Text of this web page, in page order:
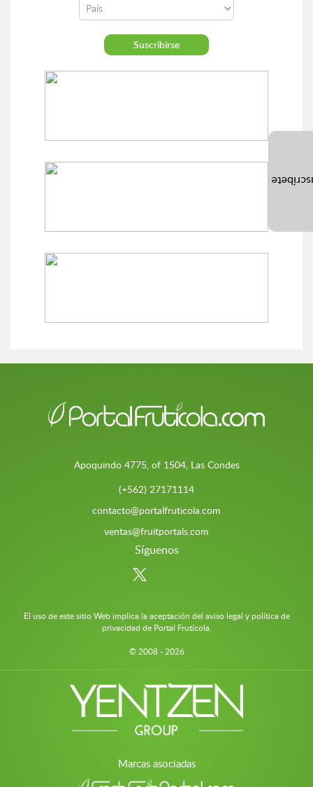
Apoquindo 4775, of 1504, Las Condes
(+562) 27171114
contacto@portalfruticola.com
ventas@fruitportals.com
Síguenos
El uso de este sitio Web implica la aceptación del aviso legal y política de
privacidad de Portal Frutícola.
© 2008 - 2026
Marcas asociadas